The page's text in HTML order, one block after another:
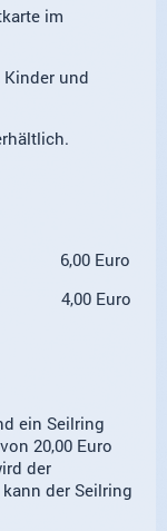
im
Kinder und
6,00 Euro
4,00 Euro
ein Seilring
20,00 Euro
der
der Seilring